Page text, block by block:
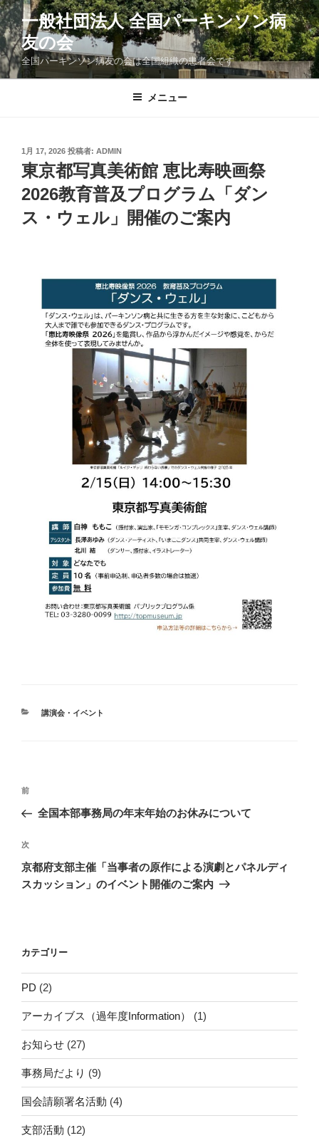
コ
ン
テ
ン
ツ
一般社団法人 全国パーキンソン病
友の会
全国パーキンソン病友の会は全国組織の患者会です
メニュー
投
稿
日:
1月 17, 2026 投稿者: ADMIN
東京都写真美術館 恵比寿映画祭
2026教育普及プログラム「ダン
ス・ウェル」開催のご案内
カ
講演会・イベント
投
ナ
ビ
ゲ
ー
前
の
稿
前
全国本部事務局の年末年始のお休みについて
次
の
投
次
京都府支部主催「当事者の原作による演劇とパネルディ
スカッション」のイベント開催のご案内
カテゴリー
PD (2)
アーカイブス（過年度Information） (1)
お知らせ (27)
事務局だより (9)
国会請願署名活動 (4)
支部活動 (12)